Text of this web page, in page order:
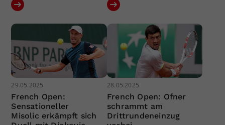
29.05.2025
French Open:
Sensationeller
Misolic erkämpft sich
28.05.2025
French Open: Ofner
schrammt am
Drittrundeneinzug